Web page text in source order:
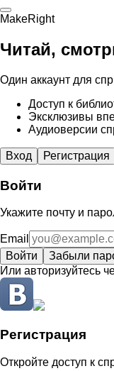
MakeRight
Читай,
Один аккаунт для
Доступ к
Эксклюзивы
Аудиоверсии
Вход Регистрация
Войти
Укажите почту и
Email
Войти
Забыли
Или авторизуйтесь
Регистрация
Откройте доступ к